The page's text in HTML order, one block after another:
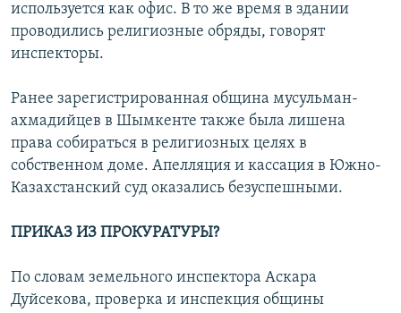
используется как офис. В то же время в здании
проводились религиозные обряды, говорят
инспекторы.
Ранее зарегистрированная община мусульман-
ахмадийцев в Шымкенте также была лишена
права собираться в религиозных целях в
собственном доме. Апелляция и кассация в Южно-
Казахстанский суд оказались безуспешными.
ПРИКАЗ ИЗ ПРОКУРАТУРЫ?
По словам земельного инспектора Аскара
Дуйсекова, проверка и инспекция общины